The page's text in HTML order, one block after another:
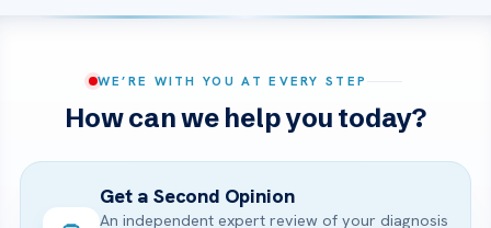
WE’RE WITH YOU AT EVERY STEP
How can we help you today?
Get a Second Opinion
An independent expert review of your diagnosis